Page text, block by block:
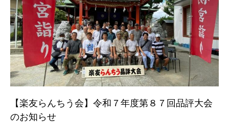
【楽友らんちう会】令和７年度第８７回品評大会
のお知らせ